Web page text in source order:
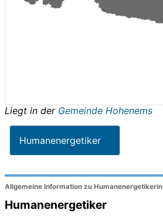
Liegt in der Gemeinde Hohenems
Humanenergetiker
Allgemeine Information zu Humanenergetikerin
Humanenergetiker